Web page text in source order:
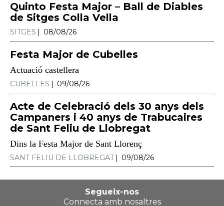
Quinto Festa Major – Ball de Diables
de Sitges Colla Vella
SITGES 08/08/26
Festa Major de Cubelles
Actuació castellera
CUBELLES 09/08/26
Acte de Celebració dels 30 anys dels
Campaners i 40 anys de Trabucaires
de Sant Feliu de Llobregat
Dins la Festa Major de Sant Llorenç
SANT FELIU DE LLOBREGAT 09/08/26
Segueix-nos
Connecta amb nosaltres